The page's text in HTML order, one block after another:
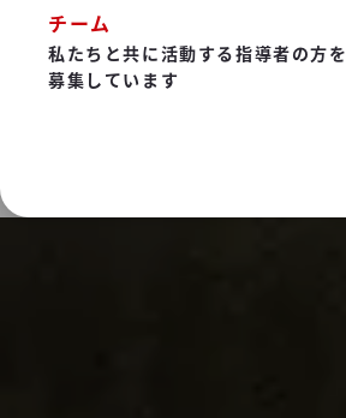
チーム
私たちと共に活動する指導者の方を
募集しています